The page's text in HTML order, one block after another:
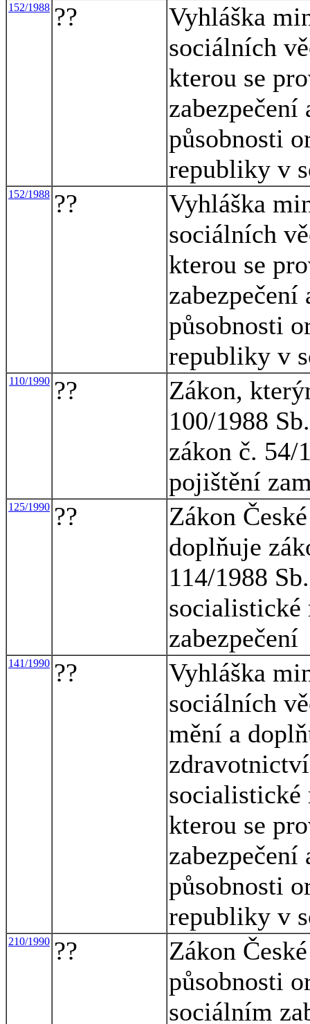
152/1988 ??
Vyhláška
sociálních
kterou se
zabezpečení
působnosti
republiky v
152/1988 ??
Vyhláška
sociálních
kterou se
zabezpečení
působnosti
republiky v
110/1990 ??
Zákon,
100/1988
zákon č. 54/
pojištění
125/1990 ??
Zákon
doplňuje
114/1988
zabezpečení
141/1990 ??
Vyhláška
sociálních
mění a
socialistické
kterou se
zabezpečení
působnosti
republiky v
210/1990 ??
Zákon
působnosti
sociálním